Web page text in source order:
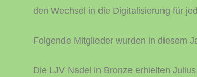
den Wechsel in die Digitalisierung für
Folgende Mitglieder wurden in diesem
Die LJV Nadel in Bronze erhielten